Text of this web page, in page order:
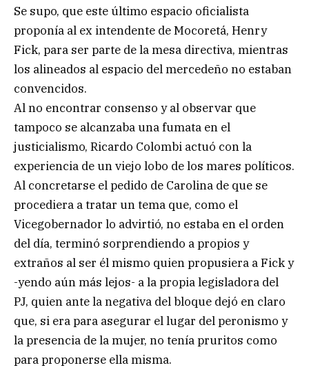
Se supo, que este último espacio oficialista
proponía al ex intendente de Mocoretá, Henry
Fick, para ser parte de la mesa directiva, mientras
los alineados al espacio del mercedeño no estaban
convencidos.
Al no encontrar consenso y al observar que
tampoco se alcanzaba una fumata en el
justicialismo, Ricardo Colombi actuó con la
experiencia de un viejo lobo de los mares políticos.
Al concretarse el pedido de Carolina de que se
procediera a tratar un tema que, como el
Vicegobernador lo advirtió, no estaba en el orden
del día, terminó sorprendiendo a propios y
extraños al ser él mismo quien propusiera a Fick y
-yendo aún más lejos- a la propia legisladora del
PJ, quien ante la negativa del bloque dejó en claro
que, si era para asegurar el lugar del peronismo y
la presencia de la mujer, no tenía pruritos como
para proponerse ella misma.